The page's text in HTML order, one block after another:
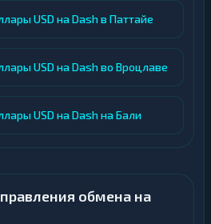
USD на Dash в Паттайе
USD на Dash во Вроцлаве
USD на Dash на Бали
обмена на